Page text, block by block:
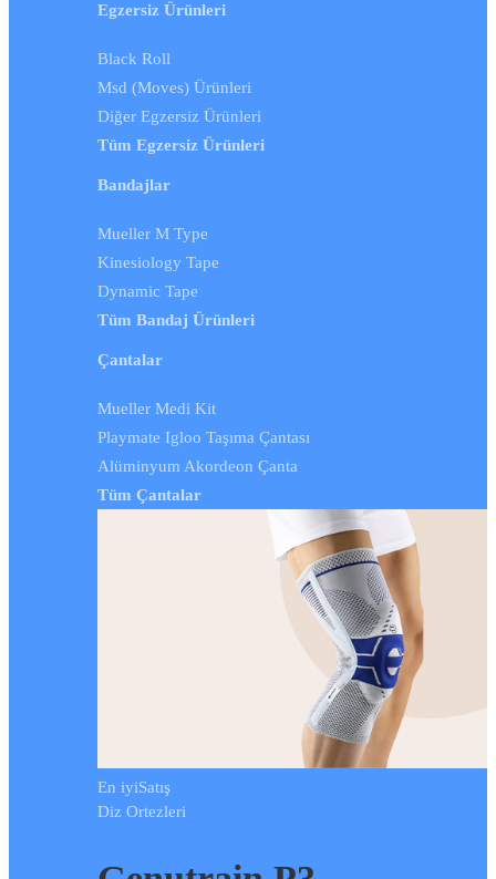
Egzersiz Ürünleri
Black Roll
Msd (Moves) Ürünleri
Diğer Egzersiz Ürünleri
Tüm Egzersiz Ürünleri
Bandajlar
Mueller M Type
Kinesiology Tape
Dynamic Tape
Tüm Bandaj Ürünleri
Çantalar
Mueller Medi Kit
Playmate Igloo Taşıma Çantası
Alüminyum Akordeon Çanta
Tüm Çantalar
En iyiSatış
Diz Ortezleri